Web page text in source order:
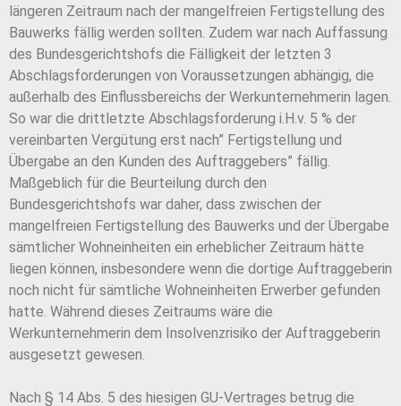
längeren Zeitraum nach der mangelfreien Fertigstellung des
Bauwerks fällig werden sollten. Zudem war nach Auffassung
des Bundesgerichtshofs die Fälligkeit der letzten 3
Abschlagsforderungen von Voraussetzungen abhängig, die
außerhalb des Einflussbereichs der Werkunternehmerin lagen.
So war die drittletzte Abschlagsforderung i.H.v. 5 % der
vereinbarten Vergütung erst nach” Fertigstellung und
Übergabe an den Kunden des Auftraggebers” fällig.
Maßgeblich für die Beurteilung durch den
Bundesgerichtshofs war daher, dass zwischen der
mangelfreien Fertigstellung des Bauwerks und der Übergabe
sämtlicher Wohneinheiten ein erheblicher Zeitraum hätte
liegen können, insbesondere wenn die dortige Auftraggeberin
noch nicht für sämtliche Wohneinheiten Erwerber gefunden
hatte. Während dieses Zeitraums wäre die
Werkunternehmerin dem Insolvenzrisiko der Auftraggeberin
ausgesetzt gewesen.
Nach § 14 Abs. 5 des hiesigen GU-Vertrages betrug die